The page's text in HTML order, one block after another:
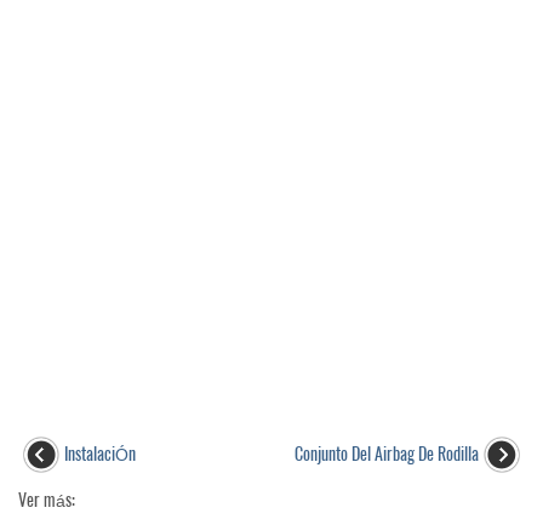
InstalaciÓn
Conjunto Del Airbag De Rodilla
Ver más: